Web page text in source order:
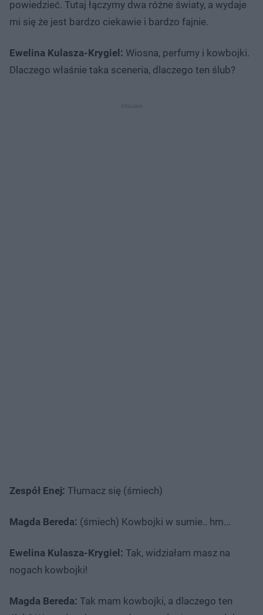
powiedzieć. Tutaj łączymy dwa różne światy, a wydaje
mi się że jest bardzo ciekawie i bardzo fajnie.
Ewelina Kulasza-Krygiel: Wiosna, perfumy i kowbojki.
Dlaczego właśnie taka sceneria, dlaczego ten ślub?
Zespół Enej: Tłumacz się (śmiech)
Magda Bereda: (śmiech) Kowbojki w sumie.. hm...
Ewelina Kulasza-Krygiel: Tak, widziałam masz na
nogach kowbojki!
Magda Bereda: Tak mam kowbojki, a dlaczego ten